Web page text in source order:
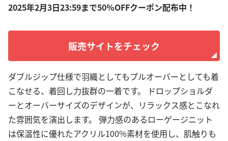
2025年2月3日23:59まで50％OFFクーポン配布中！
販売サイトをチェック
ダブルジップ仕様で羽織としてもプルオーバーとしても着
こなせる、着回し力抜群の一着です。 ドロップショルダ
ーとオーバーサイズのデザインが、リラックス感とこなれ
た雰囲気を演出します。 弾力感のあるローゲージニット
は保温性に優れたアクリル100%素材を使用し、肌触りも